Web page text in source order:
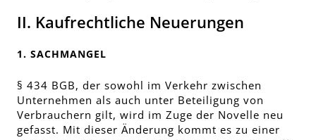
II. Kaufrechtliche Neuerungen
1. SACHMANGEL
§ 434 BGB, der sowohl im Verkehr zwischen
Unternehmen als auch unter Beteiligung von
Verbrauchern gilt, wird im Zuge der Novelle neu
gefasst. Mit dieser Änderung kommt es zu einer